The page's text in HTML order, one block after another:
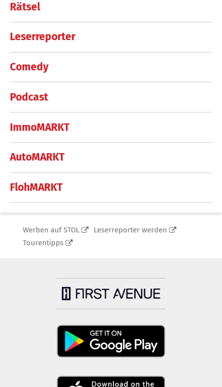
Rätsel
Leserreporter
Comedy
Podcast
ImmoMARKT
AutoMARKT
FlohMARKT
Werben auf STOL
Leserreporter werden
Tourentipps